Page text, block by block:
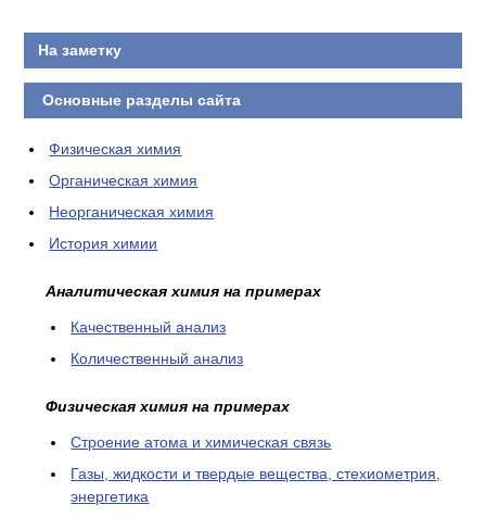
На заметку
Основные разделы сайта
Физическая химия
Органическая химия
Неорганическая химия
История химии
Аналитическая химия на примерах
Качественный анализ
Количественный анализ
Физическая химия на примерах
Cтроение атома и химическая связь
Газы, жидкости и твердые вещества, стехиометрия,
энергетика